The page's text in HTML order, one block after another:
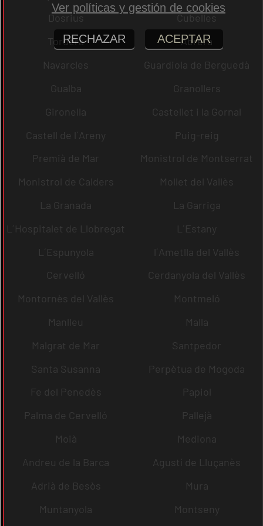
Dosrius
Cubelles
Tordera
Abrera
Navarcles
Guardiola de Berguedà
Gualba
Granollers
Gironella
Castellet i la Gornal
Castell de l´Areny
Puig-reig
Premià de Mar
Monistrol de Montserrat
Monistrol de Calders
Mollet del Vallès
La Granada
La Garriga
L´Hospitalet de Llobregat
L´Estany
L´Espunyola
l´Ametlla del Vallès
Cervelló
Cerdanyola del Vallès
Montornès del Vallès
Montmeló
Manlleu
Malla
Malgrat de Mar
Santpedor
Santa Susanna
Perpètua de Mogoda
Fe del Penedès
Papiol
Palma de Cervelló
Pallejà
Moià
Mediona
Andreu de la Barca
Agustí de Lluçanès
Adrià de Besòs
Mura
Muntanyola
Montseny
Ver políticas y gestión de cookies
RECHAZAR ACEPTAR